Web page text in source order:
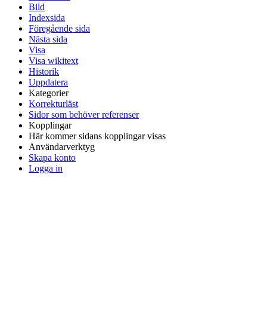
Bild
Indexsida
Föregående sida
Nästa sida
Visa
Visa wikitext
Historik
Uppdatera
Kategorier
Korrekturläst
Sidor som behöver referenser
Kopplingar
Här kommer sidans kopplingar visas
Användarverktyg
Skapa konto
Logga in